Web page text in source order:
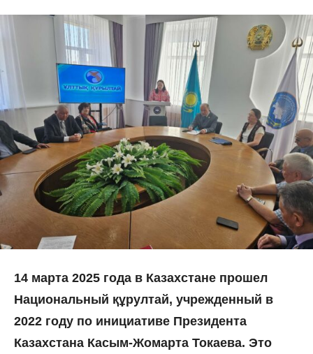
14 марта 2025 года в Казахстане прошел
Национальный құрултай, учрежденный в
2022 году по инициативе Президента
Казахстана Касым-Жомарта Токаева. Это